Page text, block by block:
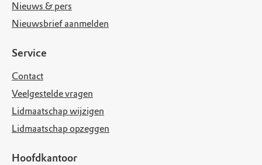
Nieuws & pers
Nieuwsbrief aanmelden
Service
Contact
Veelgestelde vragen
Lidmaatschap wijzigen
Lidmaatschap opzeggen
Hoofdkantoor